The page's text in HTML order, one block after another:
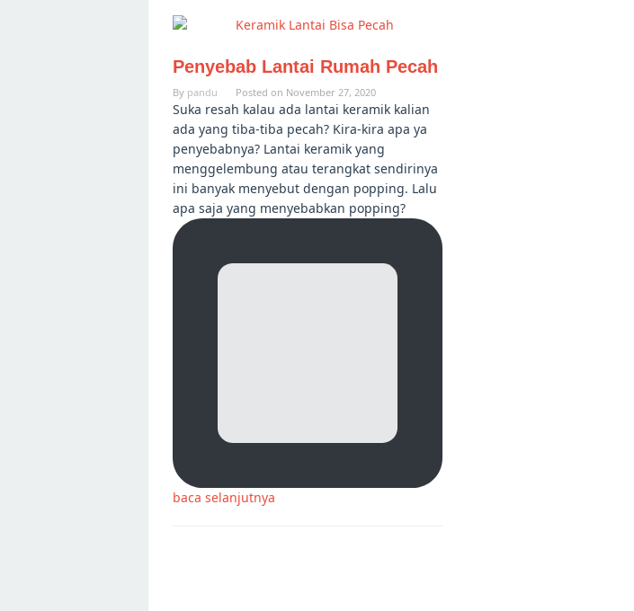
Penyebab Lantai Rumah Pecah
By pandu Posted on November 27, 2020
Suka resah kalau ada lantai keramik kalian
ada yang tiba-tiba pecah? Kira-kira apa ya
penyebabnya? Lantai keramik yang
menggelembung atau terangkat sendirinya
ini banyak menyebut dengan popping. Lalu
apa saja yang menyebabkan popping?
baca selanjutnya